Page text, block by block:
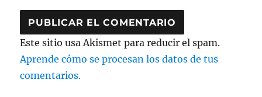
Este sitio usa Akismet para reducir el spam.
Aprende cómo se procesan los datos de tus
comentarios.